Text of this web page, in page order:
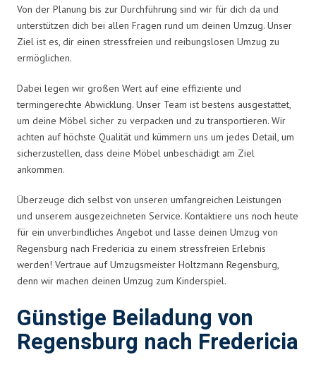
Von der Planung bis zur Durchführung sind wir für dich da und
unterstützen dich bei allen Fragen rund um deinen Umzug. Unser
Ziel ist es, dir einen stressfreien und reibungslosen Umzug zu
ermöglichen.
Dabei legen wir großen Wert auf eine effiziente und
termingerechte Abwicklung. Unser Team ist bestens ausgestattet,
um deine Möbel sicher zu verpacken und zu transportieren. Wir
achten auf höchste Qualität und kümmern uns um jedes Detail, um
sicherzustellen, dass deine Möbel unbeschädigt am Ziel
ankommen.
Überzeuge dich selbst von unseren umfangreichen Leistungen
und unserem ausgezeichneten Service. Kontaktiere uns noch heute
für ein unverbindliches Angebot und lasse deinen Umzug von
Regensburg nach Fredericia zu einem stressfreien Erlebnis
werden! Vertraue auf Umzugsmeister Holtzmann Regensburg,
denn wir machen deinen Umzug zum Kinderspiel.
Günstige Beiladung von
Regensburg nach Fredericia